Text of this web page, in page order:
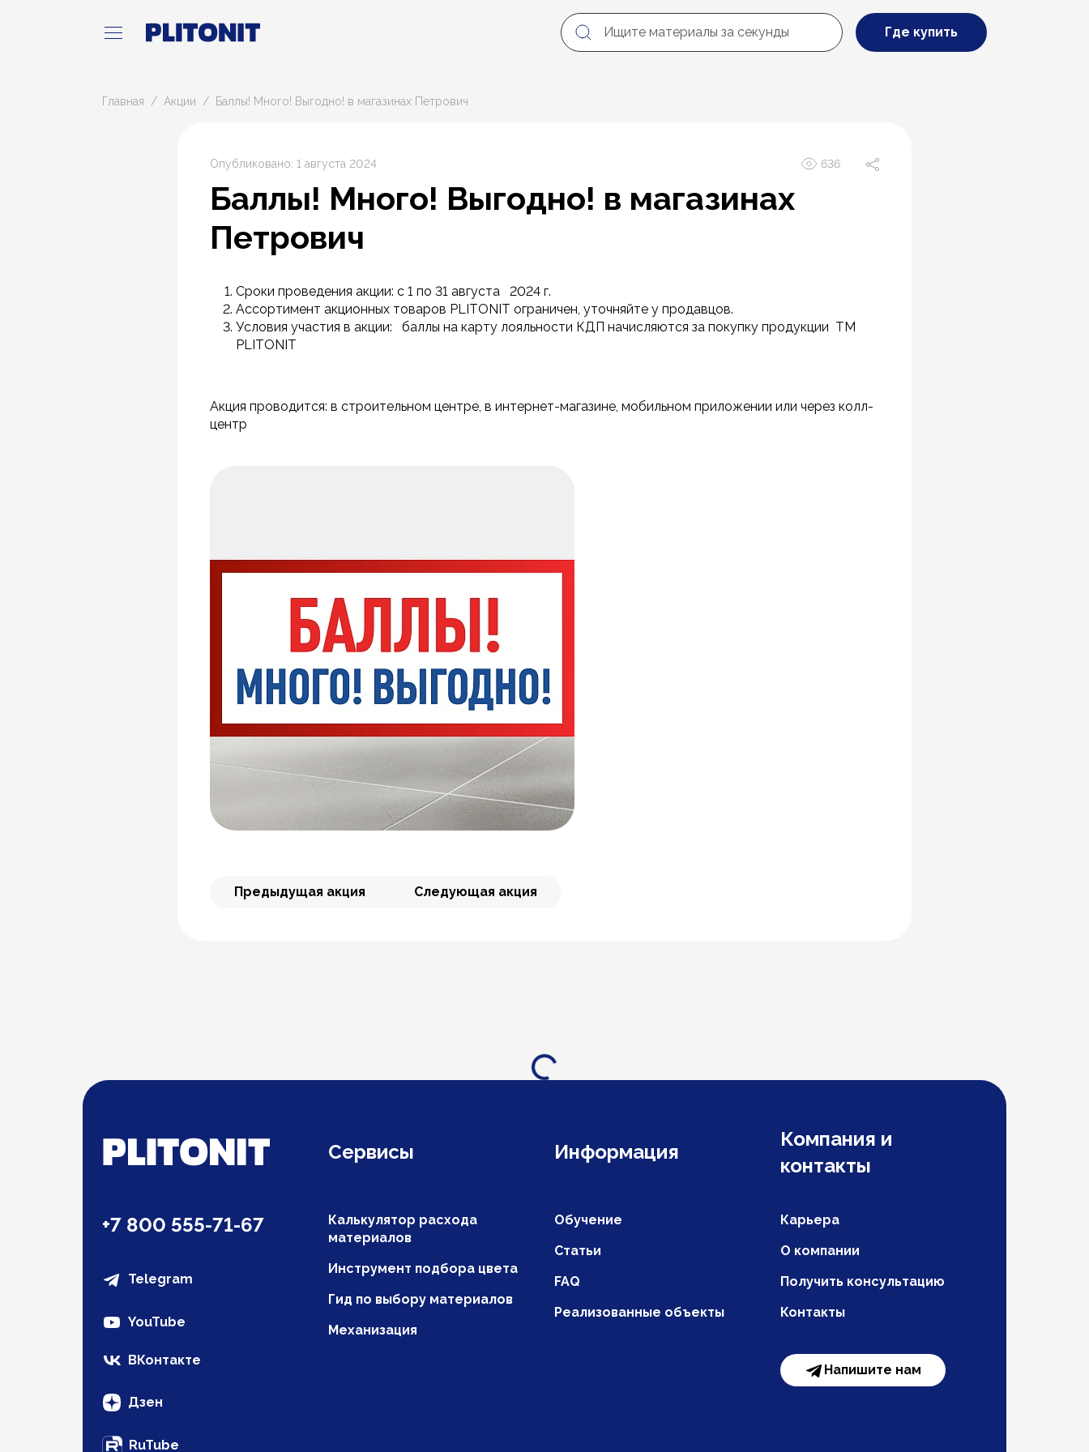
Где купить
Главная Акции Баллы! Много! Выгодно! в магазинах Петрович
Опубликовано: 1 августа 2024 636
Баллы! Много! Выгодно! в магазинах
Петрович
Сроки проведения акции: с 1 по 31 августа 2024 г.
Ассортимент акционных товаров PLITONIT ограничен, уточняйте у продавцов.
Условия участия в акции: баллы на карту лояльности КДП начисляются за покупку продукции ТМ
PLITONIT
Акция проводится: в строительном центре, в интернет-магазине, мобильном приложении или через колл-
центр
Предыдущая акция Следующая акция
Загрузка...
Сервисы Информация
Компания и
контакты
+7 800 555-71-67
Telegram
YouTube
ВКонтакте
Дзен
RuTube
Калькулятор расхода
материалов
Инструмент подбора цвета
Гид по выбору материалов
Механизация
Обучение
Статьи
FAQ
Реализованные объекты
Карьера
О компании
Получить консультацию
Контакты
Напишите нам